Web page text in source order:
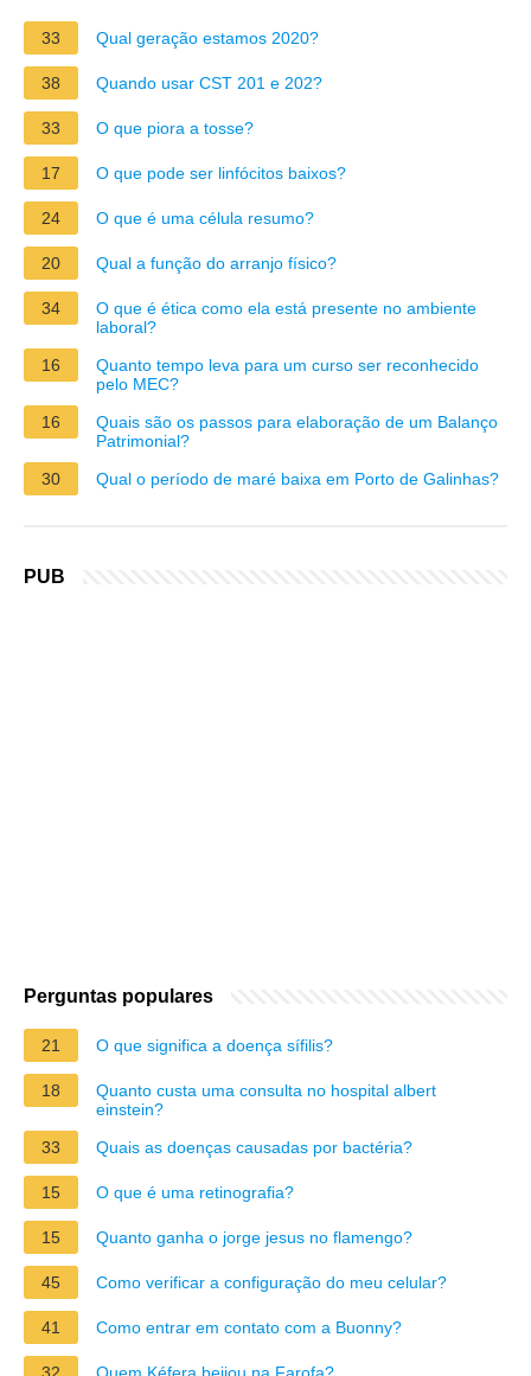
33 Qual geração estamos 2020?
38 Quando usar CST 201 e 202?
33 O que piora a tosse?
17 O que pode ser linfócitos baixos?
24 O que é uma célula resumo?
20 Qual a função do arranjo físico?
34
O que é ética como ela está presente no ambiente
laboral?
16
Quanto tempo leva para um curso ser reconhecido
pelo MEC?
16
Quais são os passos para elaboração de um Balanço
Patrimonial?
30
Qual o período de maré baixa em Porto de Galinhas?
PUB
Perguntas populares
21 O que significa a doença sífilis?
18
Quanto custa uma consulta no hospital albert
einstein?
33
Quais as doenças causadas por bactéria?
15 O que é uma retinografia?
15 Quanto ganha o jorge jesus no flamengo?
45 Como verificar a configuração do meu celular?
41 Como entrar em contato com a Buonny?
32 Quem Kéfera beijou na Farofa?